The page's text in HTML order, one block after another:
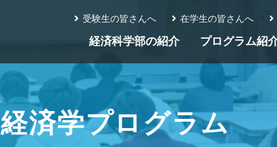
経済科学部の紹介 プログラム紹
受験生の皆さんへ 在学生の皆さんへ
経済学プログラム